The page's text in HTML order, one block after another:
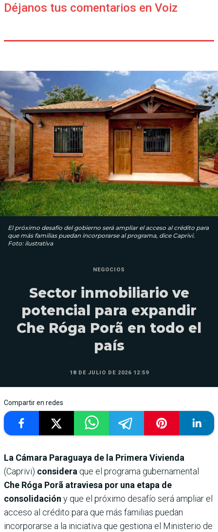
Déjanos tus comentarios en Voiz
El próximo desafío del gobierno será ampliar el acceso al crédito para
que más familias puedan incorporarse al programa, dice Caprivi.
Foto: ilustrativa
NEGOCIOS
Sector inmobiliario ve
potencial para expandir
Che Róga Porã en todo el
país
18 DE JULIO DE 2026 12:59
Compartir en redes
La Cámara Paraguaya de la Primera Vivienda
(Caprivi) considera que el programa gubernamental
Che Róga Porã atraviesa por una etapa de
consolidación y que el próximo desafío será ampliar el
acceso al crédito para que más familias puedan
incorporarse a la iniciativa que gestiona el Ministerio de